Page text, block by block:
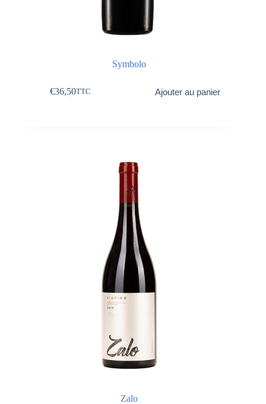
Symbolo
€36,50TTC Ajouter au panier
Zalo